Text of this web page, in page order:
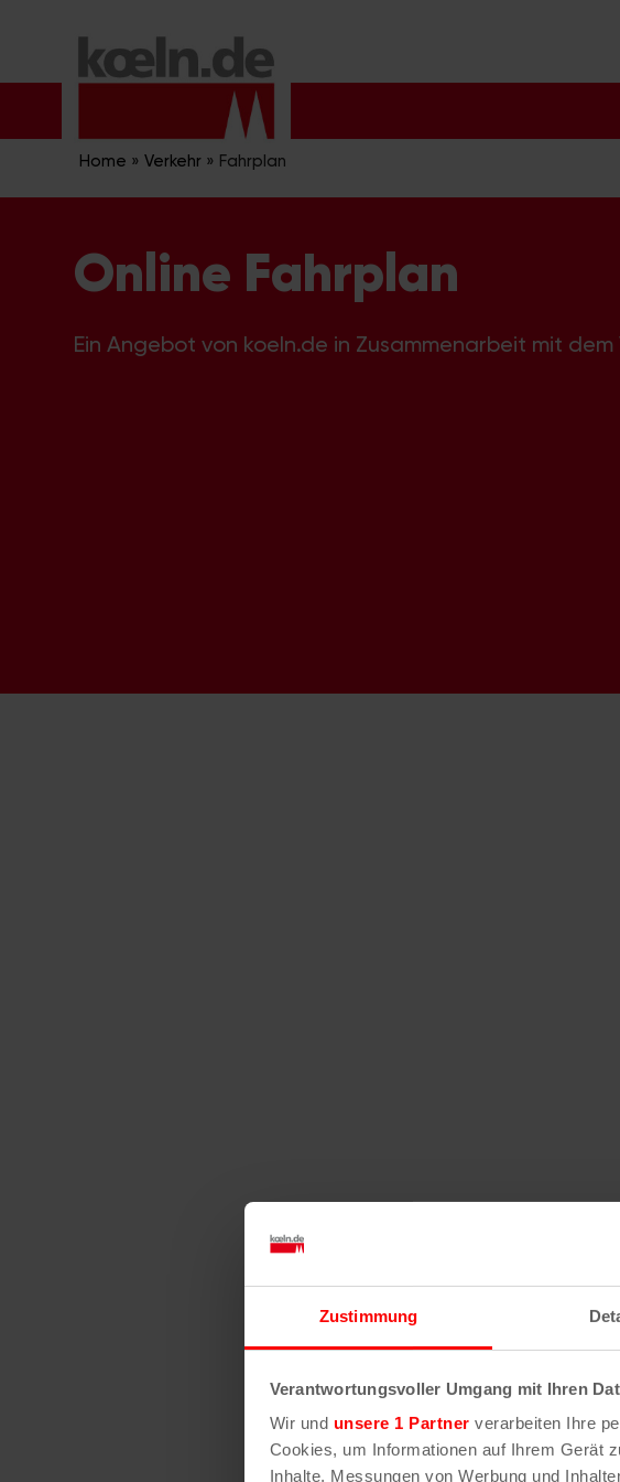
Zustimmung
Verantwortungsvoller Umgang mit Ihren
Wir und unsere 1 Partner verarbeiten Ihre
Cookies, um Informationen auf Ihrem Gerät
Inhalte, Messungen von Werbung und
Inhalt
Home » Verkehr » Fahrplan
Online Fahrplan
Ein Angebot von koeln.de in Zusammenarbeit mit dem